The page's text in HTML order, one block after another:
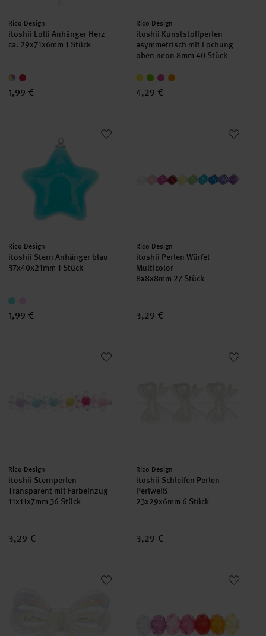
Hersteller:
Rico Design
itoshii Lolli Anhänger Herz
ca. 29x71x6mm 1 Stück
1,99 €
Hersteller:
Rico Design
itoshii Kunststoffperlen
asymmetrisch mit Lochung
oben neon 8mm 40 Stück
4,29 €
itoshii Stern Anhänger blau 37x40x21mm 1 Stück
Hersteller:
Rico Design
itoshii Stern Anhänger blau
37x40x21mm 1 Stück
1,99 €
itoshii Perlen Würfel Multicolor
Hersteller:
Rico Design
itoshii Perlen Würfel
Multicolor
8x8x8mm 27 Stück
3,29 €
itoshii Sternperlen Transparent mit Farbeinzug
Hersteller:
Rico Design
itoshii Sternperlen
Transparent mit Farbeinzug
11x11x7mm 36 Stück
3,29 €
itoshii Schleifen Perlen Perlweiß
Hersteller:
Rico Design
itoshii Schleifen Perlen
Perlweiß
23x29x6mm 6 Stück
3,29 €
itoshii Schleifen Perlen holografischitoshii Polygon Perlen